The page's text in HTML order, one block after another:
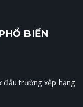
BIẾN
đấu trường xếp hạng